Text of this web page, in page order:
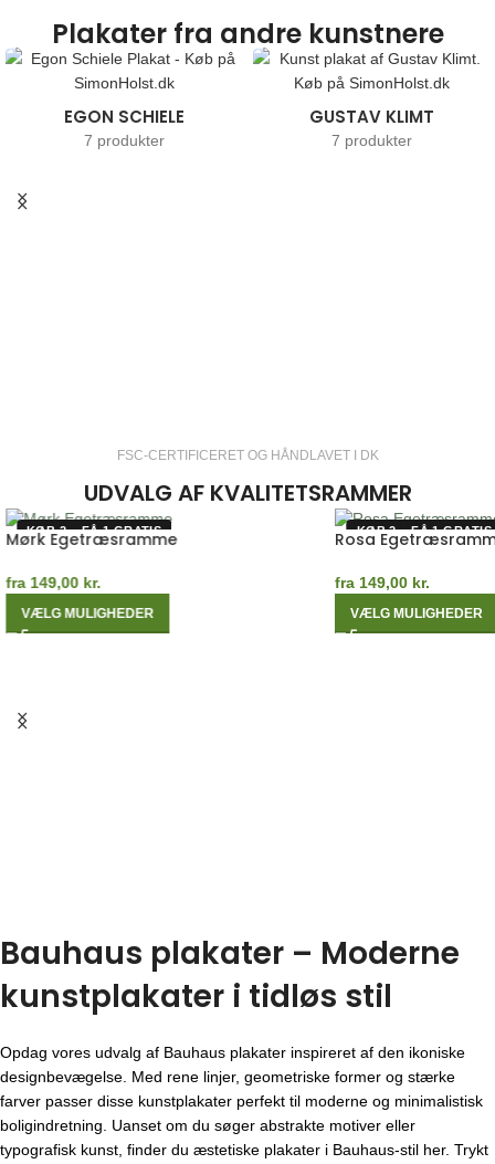
Plakater fra andre kunstnere
EGON SCHIELE
7 produkter
GUSTAV KLIMT
7 produkter
FSC-CERTIFICERET OG HÅNDLAVET I DK
UDVALG AF KVALITETSRAMMER
KØB 2 – FÅ 1 GRATIS
Mørk Egetræsramme
fra 149,00 kr.
VÆLG MULIGHEDER
KØB 2 – FÅ 1 GRATIS
Rosa
fra149,00 kr.
VÆLG MULIGHEDER
Bauhaus plakater – Moderne
kunstplakater i tidløs stil
Opdag vores udvalg af Bauhaus plakater inspireret af den ikoniske
designbevægelse. Med rene linjer, geometriske former og stærke
farver passer disse kunstplakater perfekt til moderne og minimalistisk
boligindretning. Uanset om du søger abstrakte motiver eller
typografisk kunst, finder du æstetiske plakater i Bauhaus-stil her. Trykt